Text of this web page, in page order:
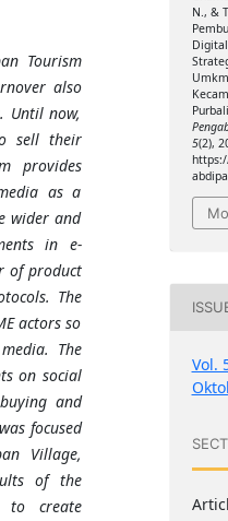
Tourism
also
Until now,
sell their
provides
as a
wider and
in e-
of product
The
actors so
The
on social
and
focused
Village,
of the
to create
N., &
5(2),
Vol.